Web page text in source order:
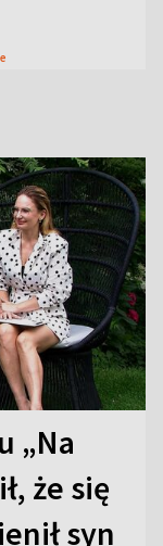
„Na
że się
syn